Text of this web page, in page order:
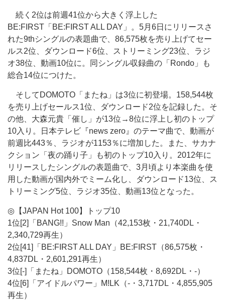
続く2位は前週41位から大きく浮上した
BE:FIRST「BE:FIRST ALL DAY」。5月6日にリリースさ
れた9thシングルの表題曲で、86,575枚を売り上げてセー
ルス2位、ダウンロード6位、ストリーミング23位、ラジ
オ38位、動画10位に。同シングル収録曲の「Rondo」も
総合14位につけた。
そしてDOMOTO「またね」は3位に初登場。158,544枚
を売り上げセールス1位、ダウンロード2位を記録した。そ
の他、大森元貴「催し」が13位→8位に浮上し初のトップ
10入り。日本テレビ『news zero』のテーマ曲で、動画が
前週比443％、ラジオが1153％に増加した。また、サカナ
クション「夜の踊り子」も初のトップ10入り。2012年に
リリースしたシングルの表題曲で、3月頃より本楽曲を使
用した動画が国内外でミーム化し、ダウンロード13位、ス
トリーミング5位、ラジオ35位、動画13位となった。
◎【JAPAN Hot 100】トップ10
1位[2]「BANG!!」Snow Man（42,153枚・21,740DL・
2,340,729再生）
2位[41]「BE:FIRST ALL DAY」BE:FIRST（86,575枚・
4,837DL・2,601,291再生）
3位[-]「またね」DOMOTO（158,544枚・8,692DL・-）
4位[6]「アイドルパワー」M!LK（-・3,717DL・4,855,905
再生）